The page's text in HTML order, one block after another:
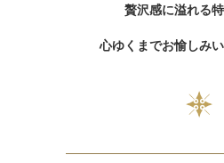
贅沢感に溢れる
心ゆくまでお愉しみい